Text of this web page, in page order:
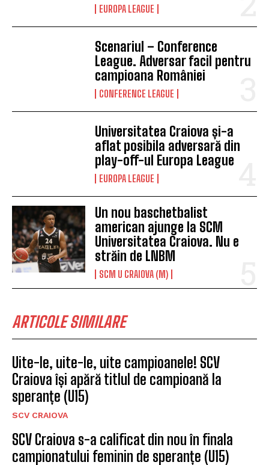
EUROPA LEAGUE
Scenariul – Conference
League. Adversar facil pentru
campioana României
CONFERENCE LEAGUE
Universitatea Craiova și-a
aflat posibila adversară din
play-off-ul Europa League
EUROPA LEAGUE
Un nou baschetbalist
american ajunge la SCM
Universitatea Craiova. Nu e
străin de LNBM
SCM U CRAIOVA (M)
ARTICOLE SIMILARE
Uite-le, uite-le, uite campioanele! SCV
Craiova își apără titlul de campioană la
speranțe (U15)
SCV CRAIOVA
SCV Craiova s-a calificat din nou în finala
campionatului feminin de speranțe (U15)